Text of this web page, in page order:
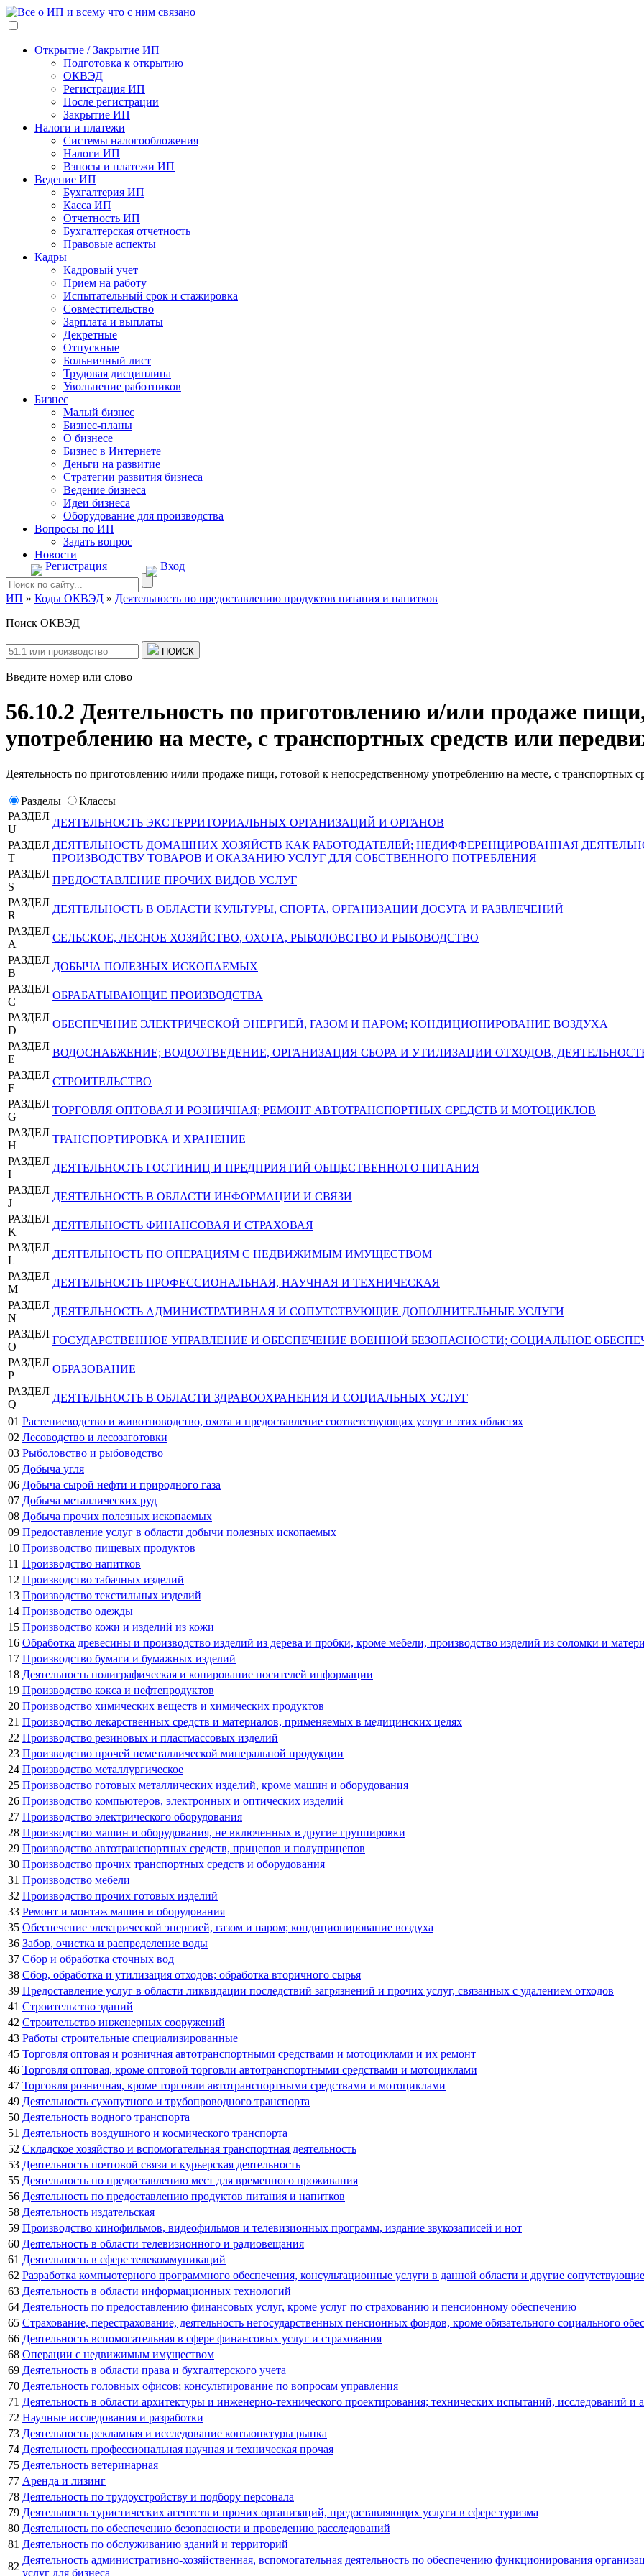
Открытие / Закрытие ИП
Подготовка к открытию
ОКВЭД
Регистрация ИП
После регистрации
Закрытие ИП
Налоги и платежи
Системы налогообложения
Налоги ИП
Взносы и платежи ИП
Ведение ИП
Бухгалтерия ИП
Касса ИП
Отчетность ИП
Бухгалтерская отчетность
Правовые аспекты
Кадры
Кадровый учет
Прием на работу
Испытательный срок и стажировка
Совместительство
Зарплата и выплаты
Декретные
Отпускные
Больничный лист
Трудовая дисциплина
Увольнение работников
Бизнес
Малый бизнес
Бизнес-планы
О бизнесе
Бизнес в Интернете
Деньги на развитие
Стратегии развития бизнеса
Ведение бизнеса
Идеи бизнеса
Оборудование для производства
Вопросы по ИП
Задать вопрос
Новости
Регистрация
Вход
ИП » Коды ОКВЭД » Деятельность по предоставлению продуктов питания и напитков
Поиск ОКВЭД
ПОИСК
Введите номер или слово
56.10.2 Деятельность по приготовлению и/или продаже
употреблению на месте, с транспортных средств или
Деятельность по приготовлению и/или продаже пищи, готовой к непосредственному употреблению на месте, с транспортных
Разделы
Классы
РАЗДЕЛ
U
ДЕЯТЕЛЬНОСТЬ ЭКСТЕРРИТОРИАЛЬНЫХ ОРГАНИЗАЦИЙ И ОРГАНОВ
РАЗДЕЛ
T
ДЕЯТЕЛЬНОСТЬ ДОМАШНИХ ХОЗЯЙСТВ КАК РАБОТОДАТЕЛЕЙ; НЕДИФФЕРЕНЦИРОВАННАЯ
ПРОИЗВОДСТВУ ТОВАРОВ И ОКАЗАНИЮ УСЛУГ ДЛЯ СОБСТВЕННОГО ПОТРЕБЛЕНИЯ
РАЗДЕЛ
S
ПРЕДОСТАВЛЕНИЕ ПРОЧИХ ВИДОВ УСЛУГ
РАЗДЕЛ
R
ДЕЯТЕЛЬНОСТЬ В ОБЛАСТИ КУЛЬТУРЫ, СПОРТА, ОРГАНИЗАЦИИ ДОСУГА И РАЗВЛЕЧЕНИЙ
РАЗДЕЛ
A
СЕЛЬСКОЕ, ЛЕСНОЕ ХОЗЯЙСТВО, ОХОТА, РЫБОЛОВСТВО И РЫБОВОДСТВО
РАЗДЕЛ
B
ДОБЫЧА ПОЛЕЗНЫХ ИСКОПАЕМЫХ
РАЗДЕЛ
C
ОБРАБАТЫВАЮЩИЕ ПРОИЗВОДСТВА
РАЗДЕЛ
D
ОБЕСПЕЧЕНИЕ ЭЛЕКТРИЧЕСКОЙ ЭНЕРГИЕЙ, ГАЗОМ И ПАРОМ; КОНДИЦИОНИРОВАНИЕ ВОЗДУХА
РАЗДЕЛ
E
ВОДОСНАБЖЕНИЕ; ВОДООТВЕДЕНИЕ, ОРГАНИЗАЦИЯ СБОРА И УТИЛИЗАЦИИ ОТХОДОВ,
РАЗДЕЛ
F
СТРОИТЕЛЬСТВО
РАЗДЕЛ
G
ТОРГОВЛЯ ОПТОВАЯ И РОЗНИЧНАЯ; РЕМОНТ АВТОТРАНСПОРТНЫХ СРЕДСТВ И МОТОЦИКЛОВ
РАЗДЕЛ
H
ТРАНСПОРТИРОВКА И ХРАНЕНИЕ
РАЗДЕЛ
I
ДЕЯТЕЛЬНОСТЬ ГОСТИНИЦ И ПРЕДПРИЯТИЙ ОБЩЕСТВЕННОГО ПИТАНИЯ
РАЗДЕЛ
J
ДЕЯТЕЛЬНОСТЬ В ОБЛАСТИ ИНФОРМАЦИИ И СВЯЗИ
РАЗДЕЛ
K
ДЕЯТЕЛЬНОСТЬ ФИНАНСОВАЯ И СТРАХОВАЯ
РАЗДЕЛ
L
ДЕЯТЕЛЬНОСТЬ ПО ОПЕРАЦИЯМ С НЕДВИЖИМЫМ ИМУЩЕСТВОМ
РАЗДЕЛ
M
ДЕЯТЕЛЬНОСТЬ ПРОФЕССИОНАЛЬНАЯ, НАУЧНАЯ И ТЕХНИЧЕСКАЯ
РАЗДЕЛ
N
ДЕЯТЕЛЬНОСТЬ АДМИНИСТРАТИВНАЯ И СОПУТСТВУЮЩИЕ ДОПОЛНИТЕЛЬНЫЕ УСЛУГИ
РАЗДЕЛ
O
ГОСУДАРСТВЕННОЕ УПРАВЛЕНИЕ И ОБЕСПЕЧЕНИЕ ВОЕННОЙ БЕЗОПАСНОСТИ; СОЦИАЛЬНОЕ
РАЗДЕЛ
P
ОБРАЗОВАНИЕ
РАЗДЕЛ
Q
ДЕЯТЕЛЬНОСТЬ В ОБЛАСТИ ЗДРАВООХРАНЕНИЯ И СОЦИАЛЬНЫХ УСЛУГ
01 Растениеводство и животноводство, охота и предоставление соответствующих услуг в этих областях
02 Лесоводство и лесозаготовки
03 Рыболовство и рыбоводство
05 Добыча угля
06 Добыча сырой нефти и природного газа
07 Добыча металлических руд
08 Добыча прочих полезных ископаемых
09 Предоставление услуг в области добычи полезных ископаемых
10 Производство пищевых продуктов
11 Производство напитков
12 Производство табачных изделий
13 Производство текстильных изделий
14 Производство одежды
15 Производство кожи и изделий из кожи
16 Обработка древесины и производство изделий из дерева и пробки, кроме мебели, производство изделий из соломки и
17 Производство бумаги и бумажных изделий
18 Деятельность полиграфическая и копирование носителей информации
19 Производство кокса и нефтепродуктов
20 Производство химических веществ и химических продуктов
21 Производство лекарственных средств и материалов, применяемых в медицинских целях
22 Производство резиновых и пластмассовых изделий
23 Производство прочей неметаллической минеральной продукции
24 Производство металлургическое
25 Производство готовых металлических изделий, кроме машин и оборудования
26 Производство компьютеров, электронных и оптических изделий
27 Производство электрического оборудования
28 Производство машин и оборудования, не включенных в другие группировки
29 Производство автотранспортных средств, прицепов и полуприцепов
30 Производство прочих транспортных средств и оборудования
31 Производство мебели
32 Производство прочих готовых изделий
33 Ремонт и монтаж машин и оборудования
35 Обеспечение электрической энергией, газом и паром; кондиционирование воздуха
36 Забор, очистка и распределение воды
37 Сбор и обработка сточных вод
38 Сбор, обработка и утилизация отходов; обработка вторичного сырья
39 Предоставление услуг в области ликвидации последствий загрязнений и прочих услуг, связанных с удалением отходов
41 Строительство зданий
42 Строительство инженерных сооружений
43 Работы строительные специализированные
45 Торговля оптовая и розничная автотранспортными средствами и мотоциклами и их ремонт
46 Торговля оптовая, кроме оптовой торговли автотранспортными средствами и мотоциклами
47 Торговля розничная, кроме торговли автотранспортными средствами и мотоциклами
49 Деятельность сухопутного и трубопроводного транспорта
50 Деятельность водного транспорта
51 Деятельность воздушного и космического транспорта
52 Складское хозяйство и вспомогательная транспортная деятельность
53 Деятельность почтовой связи и курьерская деятельность
55 Деятельность по предоставлению мест для временного проживания
56 Деятельность по предоставлению продуктов питания и напитков
58 Деятельность издательская
59 Производство кинофильмов, видеофильмов и телевизионных программ, издание звукозаписей и нот
60 Деятельность в области телевизионного и радиовещания
61 Деятельность в сфере телекоммуникаций
62 Разработка компьютерного программного обеспечения, консультационные услуги в данной области и другие
63 Деятельность в области информационных технологий
64 Деятельность по предоставлению финансовых услуг, кроме услуг по страхованию и пенсионному обеспечению
65 Страхование, перестрахование, деятельность негосударственных пенсионных фондов, кроме обязательного социального
66 Деятельность вспомогательная в сфере финансовых услуг и страхования
68 Операции с недвижимым имуществом
69 Деятельность в области права и бухгалтерского учета
70 Деятельность головных офисов; консультирование по вопросам управления
71 Деятельность в области архитектуры и инженерно-технического проектирования; технических испытаний, исследований и
72 Научные исследования и разработки
73 Деятельность рекламная и исследование конъюнктуры рынка
74 Деятельность профессиональная научная и техническая прочая
75 Деятельность ветеринарная
77 Аренда и лизинг
78 Деятельность по трудоустройству и подбору персонала
79 Деятельность туристических агентств и прочих организаций, предоставляющих услуги в сфере туризма
80 Деятельность по обеспечению безопасности и проведению расследований
81 Деятельность по обслуживанию зданий и территорий
82
Деятельность административно-хозяйственная, вспомогательная деятельность по обеспечению функционирования
услуг для бизнеса